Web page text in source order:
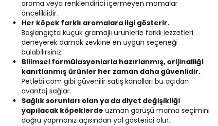
aroma veya renklendirici içermeyen mamalar
önceliklidir.
Her köpek farklı aromalara ilgi gösterir.
Başlangıçta küçük gramajlı ürünlerle farklı lezzetleri
deneyerek damak zevkine en uygun seçeneği
bulabilirsiniz.
Bilimsel formülasyonlarla hazırlanmış, orijinalliği
kanıtlanmış ürünler her zaman daha güvenlidir.
Petlebi.com gibi güvenilir satış kanalları bu açıdan
avantaj sağlar.
Sağlık sorunları olan ya da diyet değişikliği
yapılacak köpeklerde uzman görüşü mama seçimini
doğru yapmanız açısından yol gösterici olur.